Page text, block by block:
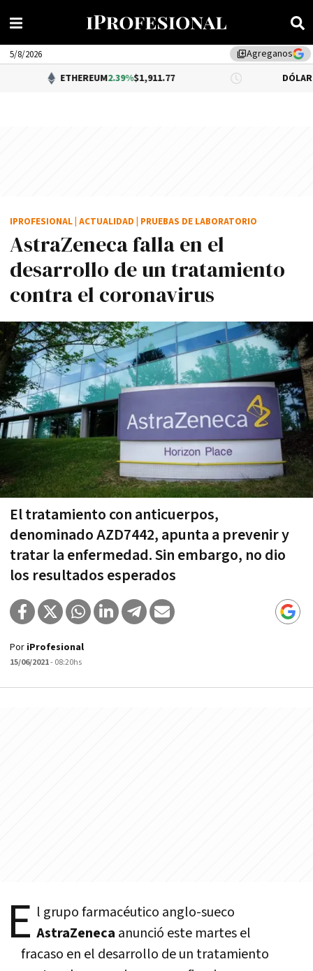
library_addAgreganos
5/8/2026
2.39%$1,911.77 DÓLAR BNA 0.34%
AstraZeneca falla en el
desarrollo de un tratamiento
contra el coronavirus
El tratamiento con anticuerpos,
denominado AZD7442, apunta a prevenir y
tratar la enfermedad. Sin embargo, no dio
los resultados esperados
IPROFESIONAL ACTUALIDAD PRUEBAS DE LABORATORIO
Por iProfesional
15/06/2021- 08:20hs
E l grupo farmacéutico anglo-sueco
AstraZeneca anunció este martes el
fracaso en el desarrollo de un tratamiento